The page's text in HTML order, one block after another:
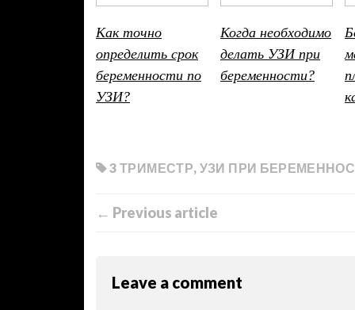
Как точно
определить срок
беременности по
УЗИ?
Когда необходимо
делать УЗИ при
беременности?
3 ТРИМЕСТР, УЗИ ПРИ
← Previous article
Leave a comment